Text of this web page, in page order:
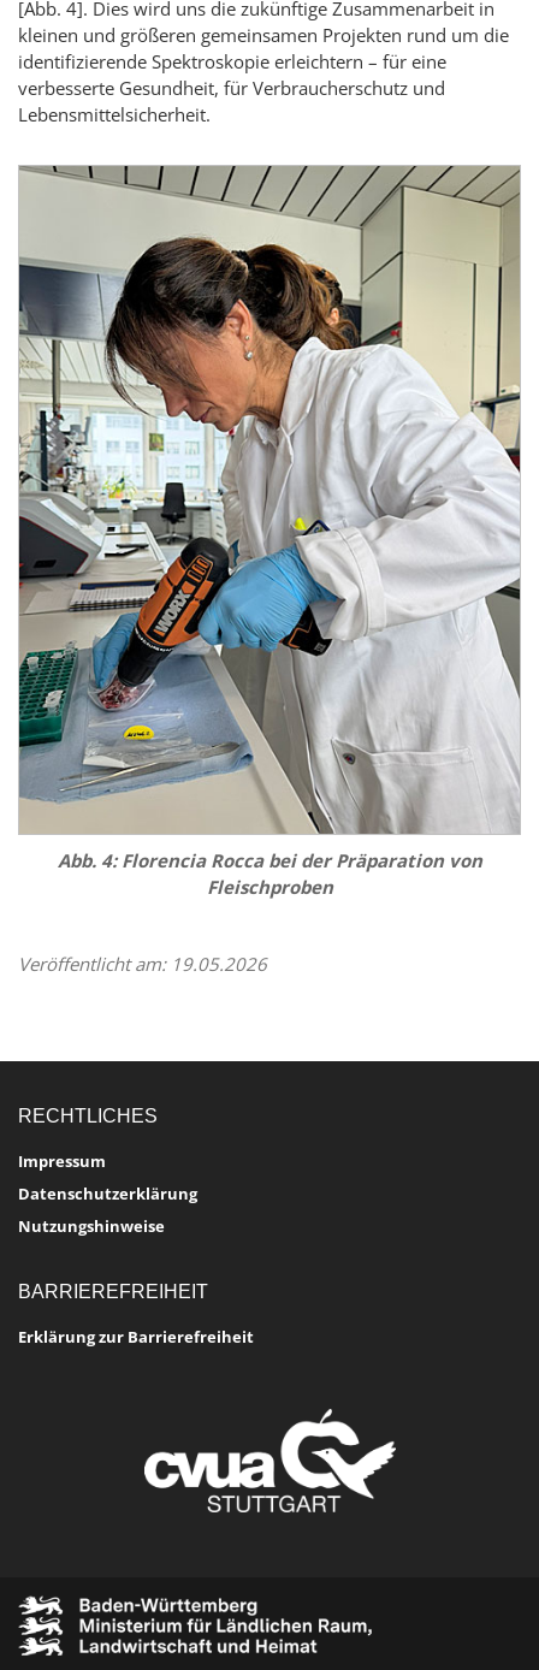
[Abb. 4]. Dies wird uns die zukünftige Zusammenarbeit in
kleinen und größeren gemeinsamen Projekten rund um die
identifizierende Spektroskopie erleichtern – für eine
verbesserte Gesundheit, für Verbraucherschutz und
Lebensmittelsicherheit.
Abb. 4:Florencia Roccabei der Präparation von
Fleischproben
Veröffentlicht am: 19.05.2026
RECHTLICHES
Impressum
Datenschutzerklärung
Nutzungshinweise
BARRIEREFREIHEIT
Erklärung zur Barrierefreiheit